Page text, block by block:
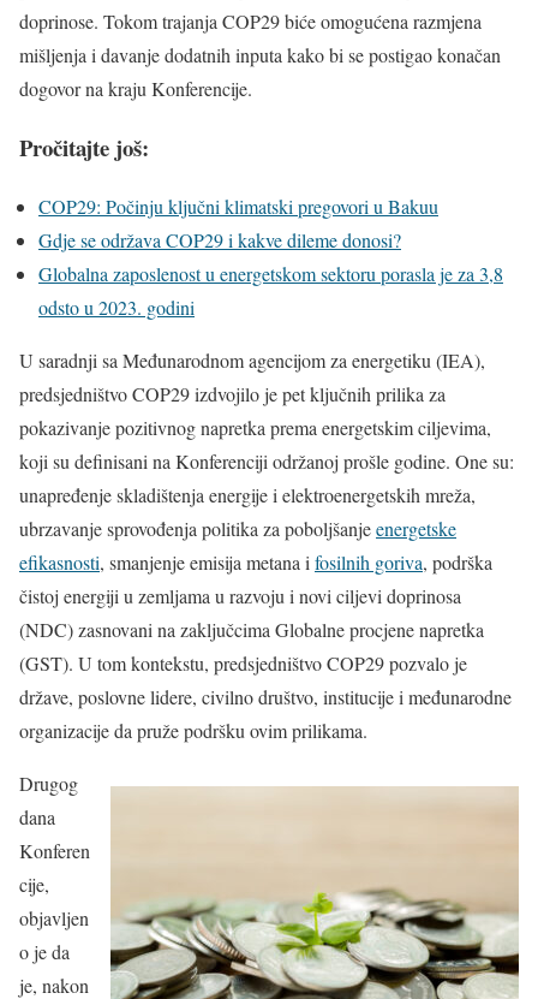
doprinose. Tokom trajanja COP29 biće omogućena razmjena
mišljenja i davanje dodatnih inputa kako bi se postigao konačan
dogovor na kraju Konferencije.
Pročitajte još:
COP29: Počinju ključni klimatski pregovori u Bakuu
Gdje se održava COP29 i kakve dileme donosi?
Globalna zaposlenost u energetskom sektoru porasla je za 3,8
odsto u 2023. godini
U saradnji sa Međunarodnom agencijom za energetiku (IEA),
predsjedništvo COP29 izdvojilo je pet ključnih prilika za
pokazivanje pozitivnog napretka prema energetskim ciljevima,
koji su definisani na Konferenciji održanoj prošle godine. One su:
unapređenje skladištenja energije i elektroenergetskih mreža,
ubrzavanje sprovođenja politika za poboljšanjeenergetske
efikasnosti, smanjenje emisija metana i fosilnih goriva, podrška
čistoj energiji u zemljama u razvoju i novi ciljevi doprinosa
(NDC) zasnovani na zaključcima Globalne procjene napretka
(GST). U tom kontekstu, predsjedništvo COP29 pozvalo je
države, poslovne lidere, civilno društvo, institucije i međunarodne
organizacije da pruže podršku ovim prilikama.
Drugog
dana
Konferen
cije,
objavljen
o je da
je, nakon